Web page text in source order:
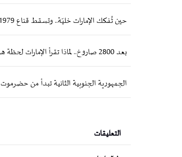
حين تُفكك الإمارات خليّة.. وتسقط قناع 1979
بعد 2800 صاروخ.. لماذا تقرأ الإمارات لحظة هرمز كلحظة تأسيسية؟
الجمهورية الجنوبية الثانية تبدأ من حضرموت
التعليقات